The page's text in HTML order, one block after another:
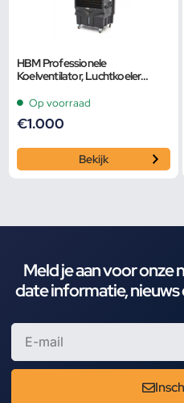
HBM Professionele
Koelventilator, Luchtkoeler
Op voorraad
€1.000
Bekijk
Meld je aan voor
date informatie,